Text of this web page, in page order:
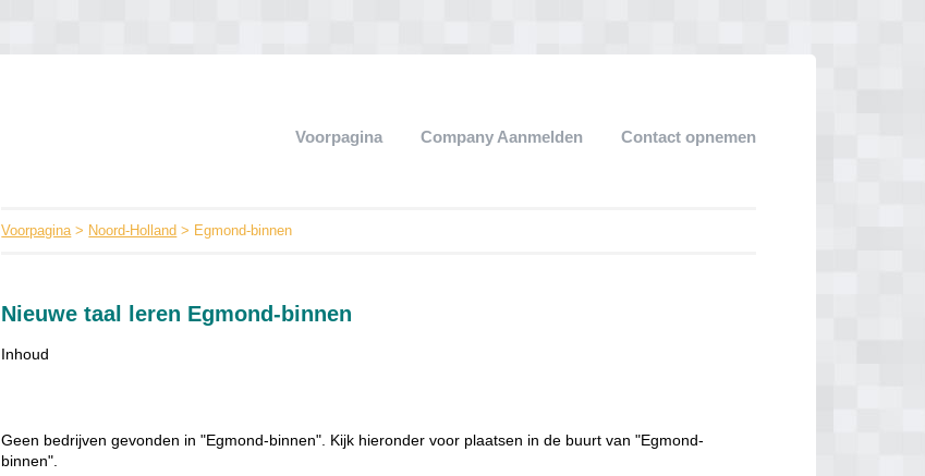
Voorpagina Company Aanmelden Contact opnemen
Voorpagina> Noord-Holland > Egmond-binnen
Nieuwe taal leren Egmond-binnen
Inhoud
Geen bedrijven gevonden in "Egmond-binnen". Kijk hieronder voor plaatsen in de buurt van "Egmond-
binnen".